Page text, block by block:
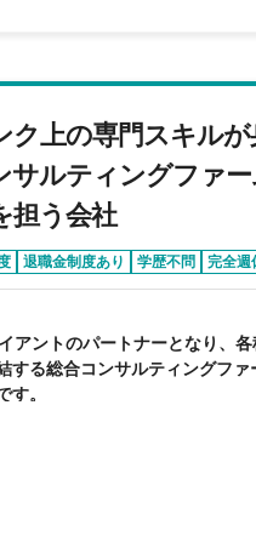
ク上の専門スキル
サルティングファ
担う会社
退職金制度あり 学歴不問 完全週
アントのパートナーとなり、
する総合コンサルティングフ
す。